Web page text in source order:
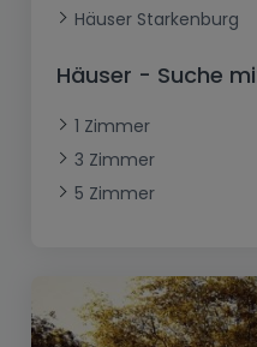
Bungalow
Restaurant
Häuser Starkenburg
Häuser - Suche
1 Zimmer
3 Zimmer
5 Zimmer